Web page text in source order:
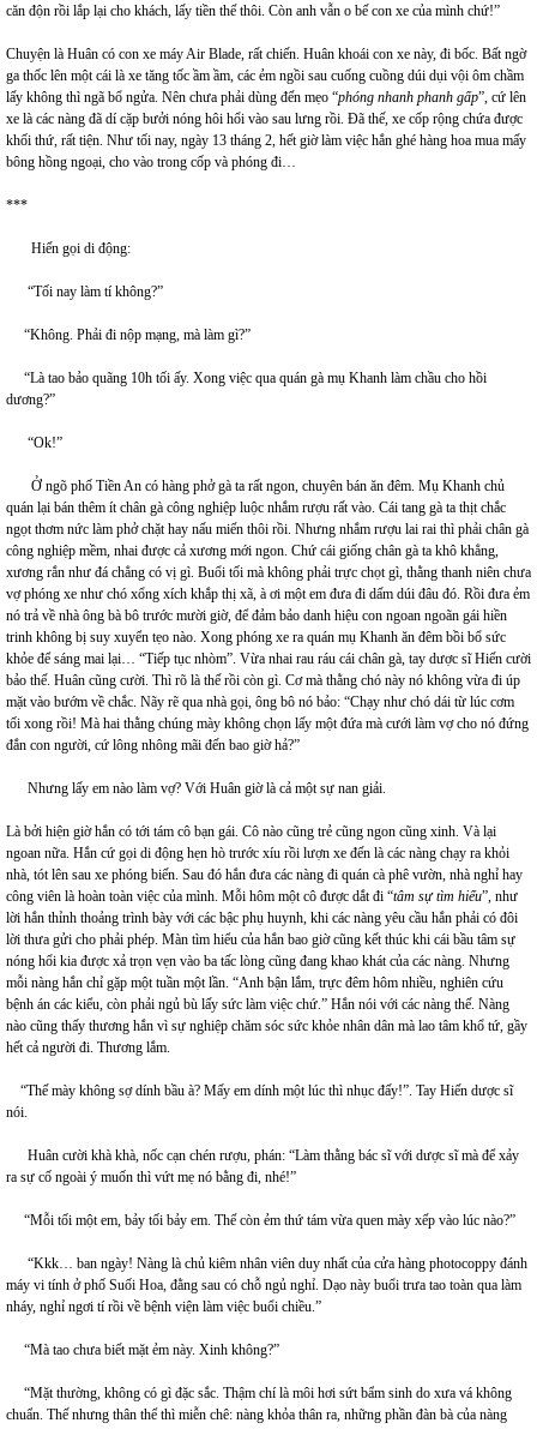
căn độn rồi lắp lại cho khách, lấy tiền thế thôi. Còn anh vẫn o bế con xe của mình chứ!”
Chuyện là Huân có con xe máy Air Blade, rất chiến. Huân khoái con xe này, đi bốc. Bất ngờ
ga thốc lên một cái là xe tăng tốc ầm ầm, các ẻm ngồi sau cuống cuồng dúi dụi vội ôm chầm
lấy không thì ngã bổ ngửa. Nên chưa phải dùng đến mẹo “phóng nhanh phanh gấp”, cứ lên
xe là các nàng đã dí cặp bưởi nóng hôi hổi vào sau lưng rồi. Đã thế, xe cốp rộng chứa được
khối thứ, rất tiện. Như tối nay, ngày 13 tháng 2, hết giờ làm việc hắn ghé hàng hoa mua mấy
bông hồng ngoại, cho vào trong cốp và phóng đi…
***
Hiến gọi di động:
“Tối nay làm tí không?”
“Không. Phải đi nộp mạng, mà làm gì?”
“Là tao bảo quãng 10h tối ấy. Xong việc qua quán gà mụ Khanh làm chầu cho hồi
dương?”
“Ok!”
Ở ngõ phố Tiền An có hàng phở gà ta rất ngon, chuyên bán ăn đêm. Mụ Khanh chủ
quán lại bán thêm ít chân gà công nghiệp luộc nhắm rượu rất vào. Cái tang gà ta thịt chắc
ngọt thơm nức làm phở chặt hay nấu miến thôi rồi. Nhưng nhắm rượu lai rai thì phải chân gà
công nghiệp mềm, nhai được cả xương mới ngon. Chứ cái giống chân gà ta khô khẳng,
xương rắn như đá chẳng có vị gì. Buổi tối mà không phải trực chọt gì, thằng thanh niên chưa
vợ phóng xe như chó xổng xích khắp thị xã, à ơi một em đưa đi dấm dúi đâu đó. Rồi đưa ẻm
nó trả về nhà ông bà bô trước mười giờ, để đảm bảo danh hiệu con ngoan ngoãn gái hiền
trinh không bị suy xuyển tẹo nào. Xong phóng xe ra quán mụ Khanh ăn đêm bồi bổ sức
khỏe để sáng mai lại… “Tiếp tục nhòm”. Vừa nhai rau ráu cái chân gà, tay dược sĩ Hiến cười
bảo thế. Huân cũng cười. Thì rõ là thế rồi còn gì. Cơ mà thằng chó này nó không vừa đi úp
mặt vào bướm về chắc. Nãy rẽ qua nhà gọi, ông bô nó bảo: “Chạy như chó dái từ lúc cơm
tối xong rồi! Mà hai thằng chúng mày không chọn lấy một đứa mà cưới làm vợ cho nó đứng
đắn con người, cứ lông nhông mãi đến bao giờ hả?”
Nhưng lấy em nào làm vợ? Với Huân giờ là cả một sự nan giải.
Là bởi hiện giờ hắn có tới tám cô bạn gái. Cô nào cũng trẻ cũng ngon cũng xinh. Và lại
ngoan nữa. Hắn cứ gọi di động hẹn hò trước xíu rồi lượn xe đến là các nàng chạy ra khỏi
nhà, tót lên sau xe phóng biến. Sau đó hắn đưa các nàng đi quán cà phê vườn, nhà nghỉ hay
công viên là hoàn toàn việc của mình. Mỗi hôm một cô được dắt đi “tâm sự tìm hiểu”, như
lời hắn thỉnh thoảng trình bày với các bậc phụ huynh, khi các nàng yêu cầu hắn phải có đôi
lời thưa gửi cho phải phép. Màn tìm hiểu của hắn bao giờ cũng kết thúc khi cái bầu tâm sự
nóng hổi kia được xả trọn vẹn vào ba tấc lòng cũng đang khao khát của các nàng. Nhưng
mỗi nàng hắn chỉ gặp một tuần một lần. “Anh bận lắm, trực đêm hôm nhiều, nghiên cứu
bệnh án các kiểu, còn phải ngủ bù lấy sức làm việc chứ.” Hắn nói với các nàng thế. Nàng
nào cũng thấy thương hắn vì sự nghiệp chăm sóc sức khỏe nhân dân mà lao tâm khổ tứ, gầy
hết cả người đi. Thương lắm.
“Thế mày không sợ dính bầu à? Mấy em dính một lúc thì nhục đấy!”. Tay Hiến dược sĩ
nói.
Huân cười khà khà, nốc cạn chén rượu, phán: “Làm thằng bác sĩ với dược sĩ mà để xảy
ra sự cố ngoài ý muốn thì vứt mẹ nó bằng đi, nhé!”
“Mỗi tối một em, bảy tối bảy em. Thế còn ẻm thứ tám vừa quen mày xếp vào lúc nào?”
“Kkk… ban ngày! Nàng là chủ kiêm nhân viên duy nhất của cửa hàng photocoppy đánh
máy vi tính ở phố Suối Hoa, đằng sau có chỗ ngủ nghỉ. Dạo này buổi trưa tao toàn qua làm
nháy, nghỉ ngơi tí rồi về bệnh viện làm việc buổi chiều.”
“Mà tao chưa biết mặt ẻm này. Xinh không?”
“Mặt thường, không có gì đặc sắc. Thậm chí là môi hơi sứt bẩm sinh do xưa vá không
chuẩn. Thế nhưng thân thể thì miễn chê: nàng khỏa thân ra, những phần đàn bà của nàng